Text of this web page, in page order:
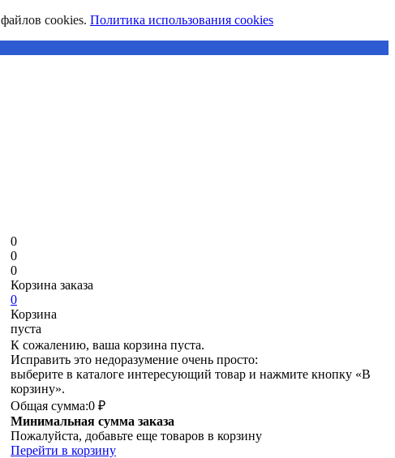
cookies. Политика использования cookies
0
0
0
Корзина заказа
0
Корзина
пуста
К сожалению, ваша корзина пуста.
Исправить это недоразумение очень просто:
выберите в каталоге интересующий товар и нажмите кнопку «В
корзину».
Общая сумма:0 ₽
Минимальная сумма заказа
Пожалуйста, добавьте еще товаров в корзину
Перейти в корзину